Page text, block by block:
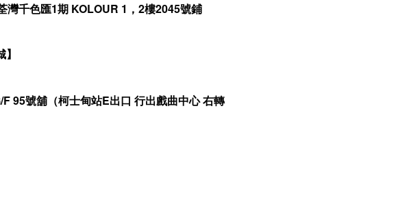
灣千色匯1期 KOLOUR 1，2樓2045號鋪
95號舖（柯士甸站E出口 行出戲曲中心 右轉